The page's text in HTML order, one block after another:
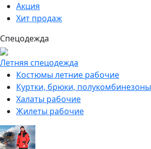
Акция
Хит продаж
Спецодежда
Летняя спецодежда
Костюмы летние рабочие
Куртки, брюки, полукомбинезоны
Халаты рабочие
Жилеты рабочие